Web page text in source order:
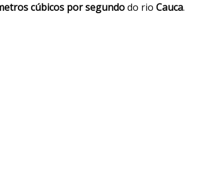
cúbicos por segundodo rio Cauca.